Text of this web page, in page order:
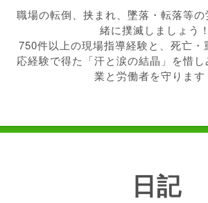
職場の転倒、挟まれ、墜落・転落等
緒に撲滅しましょう！
750件以上の現場指導経験と、死亡・
応経験で得た「汗と涙の結晶」を惜
業と労働者を守ります
日記